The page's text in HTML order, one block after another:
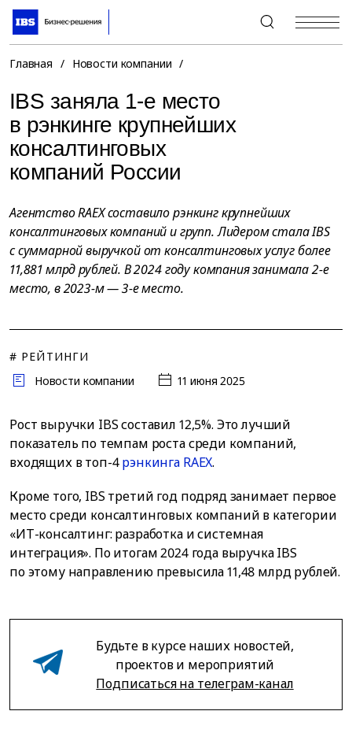
+7 (495) 967-80-80
Главная / Новости компании /
IBS заняла 1-е место
в рэнкинге крупнейших
консалтинговых
компаний России
Агентство RAEX составило рэнкинг крупнейших
консалтинговых компаний и групп. Лидером стала IBS
с суммарной выручкой от консалтинговых услуг более
11,881 млрд рублей. В 2024 году компания занимала 2-е
место, в 2023-м — 3-е место.
# РЕЙТИНГИ
Новости компании
11 июня 2025
Рост выручки IBS составил 12,5%. Это лучший
показатель по темпам роста среди компаний,
входящих в топ-4рэнкинга RAEX.
Кроме того, IBS третий год подряд занимает первое
место среди консалтинговых компаний в категории
«ИТ-консалтинг: разработка и системная
интеграция». По итогам 2024 года выручка IBS
по этому направлению превысила 11,48 млрд рублей.
Будьте в курсе наших новостей,
проектов и мероприятий
Подписаться на телеграм-канал